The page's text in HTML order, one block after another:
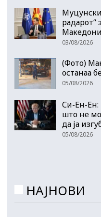
радарот“
03/08/2026
(Фото)
останаа
05/08/2026
Си-Ен-Ен:
што не
да ја
05/08/2026
НАЈНОВИ